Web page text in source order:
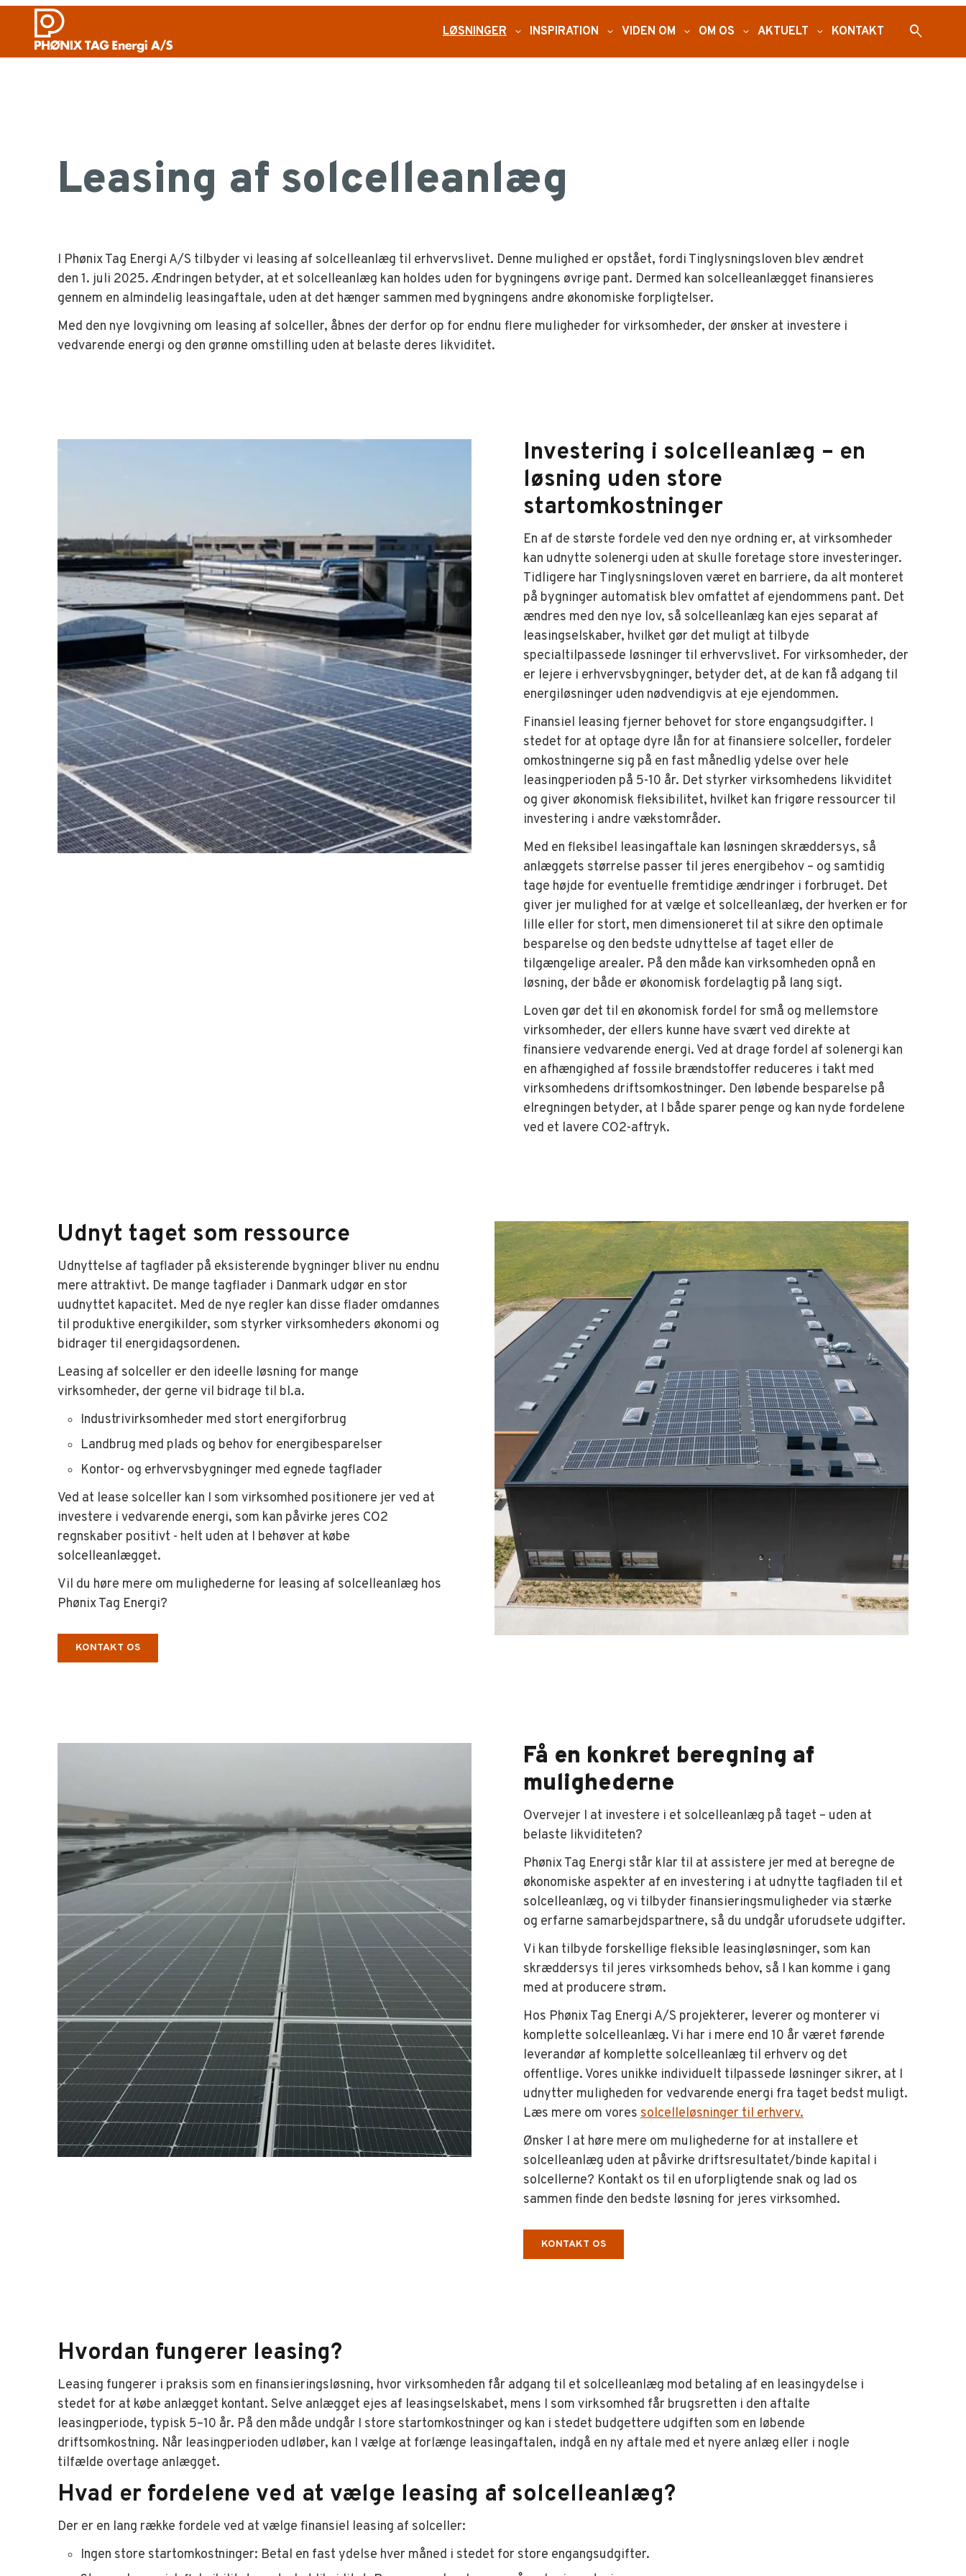
search
LØSNINGER expand_more INSPIRATION expand_more VIDEN OM expand_more OM OS expand_more AKTUELT expand_more KONTAKT
Leasing af solcelleanlæg
I Phønix Tag Energi A/S tilbyder vi leasing af solcelleanlæg til erhvervslivet. Denne mulighed er opstået, fordi Tinglysningsloven blev ændret
den 1. juli 2025. Ændringen betyder, at et solcelleanlæg kan holdes uden for bygningens øvrige pant. Dermed kan solcelleanlægget finansieres
gennem en almindelig leasingaftale, uden at det hænger sammen med bygningens andre økonomiske forpligtelser.
Med den nye lovgivning om leasing af solceller, åbnes der derfor op for endnu flere muligheder for virksomheder, der ønsker at investere i
vedvarende energi og den grønne omstilling uden at belaste deres likviditet.
Investering i solcelleanlæg – en
løsning uden store
startomkostninger
En af de største fordele ved den nye ordning er, at virksomheder
kan udnytte solenergi uden at skulle foretage store investeringer.
Tidligere har Tinglysningsloven været en barriere, da alt monteret
på bygninger automatisk blev omfattet af ejendommens pant. Det
ændres med den nye lov, så solcelleanlæg kan ejes separat af
leasingselskaber, hvilket gør det muligt at tilbyde
specialtilpassede løsninger til erhvervslivet. For virksomheder, der
er lejere i erhvervsbygninger, betyder det, at de kan få adgang til
energiløsninger uden nødvendigvis at eje ejendommen.
Finansiel leasing fjerner behovet for store engangsudgifter. I
stedet for at optage dyre lån for at finansiere solceller, fordeler
omkostningerne sig på en fast månedlig ydelse over hele
leasingperioden på 5-10 år. Det styrker virksomhedens likviditet
og giver økonomisk fleksibilitet, hvilket kan frigøre ressourcer til
investering i andre vækstområder.
Med en fleksibel leasingaftale kan løsningen skræddersys, så
anlæggets størrelse passer til jeres energibehov – og samtidig
tage højde for eventuelle fremtidige ændringer i forbruget. Det
giver jer mulighed for at vælge et solcelleanlæg, der hverken er for
lille eller for stort, men dimensioneret til at sikre den optimale
besparelse og den bedste udnyttelse af taget eller de
tilgængelige arealer. På den måde kan virksomheden opnå en
løsning, der både er økonomisk fordelagtig på lang sigt.
Loven gør det til en økonomisk fordel for små og mellemstore
virksomheder, der ellers kunne have svært ved direkte at
finansiere vedvarende energi. Ved at drage fordel af solenergi kan
en afhængighed af fossile brændstoffer reduceres i takt med
virksomhedens driftsomkostninger. Den løbende besparelse på
elregningen betyder, at I både sparer penge og kan nyde fordelene
ved et lavere CO2-aftryk.
Udnyt taget som ressource
Udnyttelse af tagflader på eksisterende bygninger bliver nu endnu
mere attraktivt. De mange tagflader i Danmark udgør en stor
uudnyttet kapacitet. Med de nye regler kan disse flader omdannes
til produktive energikilder, som styrker virksomheders økonomi og
bidrager til energidagsordenen.
Leasing af solceller er den ideelle løsning for mange
virksomheder, der gerne vil bidrage til bl.a.
Industrivirksomheder med stort energiforbrug
Landbrug med plads og behov for energibesparelser
Kontor- og erhvervsbygninger med egnede tagflader
Ved at lease solceller kan I som virksomhed positionere jer ved at
investere i vedvarende energi, som kan påvirke jeres CO2
regnskaber positivt - helt uden at I behøver at købe
solcelleanlægget.
Vil du høre mere om mulighederne for leasing af solcelleanlæg hos
Phønix Tag Energi?
KONTAKT OS
Få en konkret beregning af
mulighederne
Overvejer I at investere i et solcelleanlæg på taget – uden at
belaste likviditeten?
Phønix Tag Energi står klar til at assistere jer med at beregne de
økonomiske aspekter af en investering i at udnytte tagfladen til et
solcelleanlæg, og vi tilbyder finansieringsmuligheder via stærke
og erfarne samarbejdspartnere, så du undgår uforudsete udgifter.
Vi kan tilbyde forskellige fleksible leasingløsninger, som kan
skræddersys til jeres virksomheds behov, så I kan komme i gang
med at producere strøm.
Hos Phønix Tag Energi A/S projekterer, leverer og monterer vi
komplette solcelleanlæg. Vi har i mere end 10 år været førende
leverandør af komplette solcelleanlæg til erhverv og det
offentlige. Vores unikke individuelt tilpassede løsninger sikrer, at I
udnytter muligheden for vedvarende energi fra taget bedst muligt.
Læs mere om vores solcelleløsninger til erhverv.
Ønsker I at høre mere om mulighederne for at installere et
solcelleanlæg uden at påvirke driftsresultatet/binde kapital i
solcellerne? Kontakt os til en uforpligtende snak og lad os
sammen finde den bedste løsning for jeres virksomhed.
KONTAKT OS
Hvordan fungerer leasing?
Leasing fungerer i praksis som en finansieringsløsning, hvor virksomheden får adgang til et solcelleanlæg mod betaling af en leasingydelse i
stedet for at købe anlægget kontant. Selve anlægget ejes af leasingselskabet, mens I som virksomhed får brugsretten i den aftalte
leasingperiode, typisk 5–10 år. På den måde undgår I store startomkostninger og kan i stedet budgettere udgiften som en løbende
driftsomkostning. Når leasingperioden udløber, kan I vælge at forlænge leasingaftalen, indgå en ny aftale med et nyere anlæg eller i nogle
tilfælde overtage anlægget.
Hvad er fordelene ved at vælge leasing af solcelleanlæg?
Der er en lang række fordele ved at vælge finansiel leasing af solceller:
Ingen store startomkostninger: Betal en fast ydelse hver måned i stedet for store engangsudgifter.